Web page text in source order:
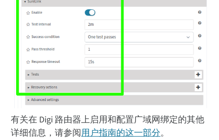
有关在 Digi 路由器上启用和配置广域网绑定的其他
详细信息，请参阅用户指南的这一部分。